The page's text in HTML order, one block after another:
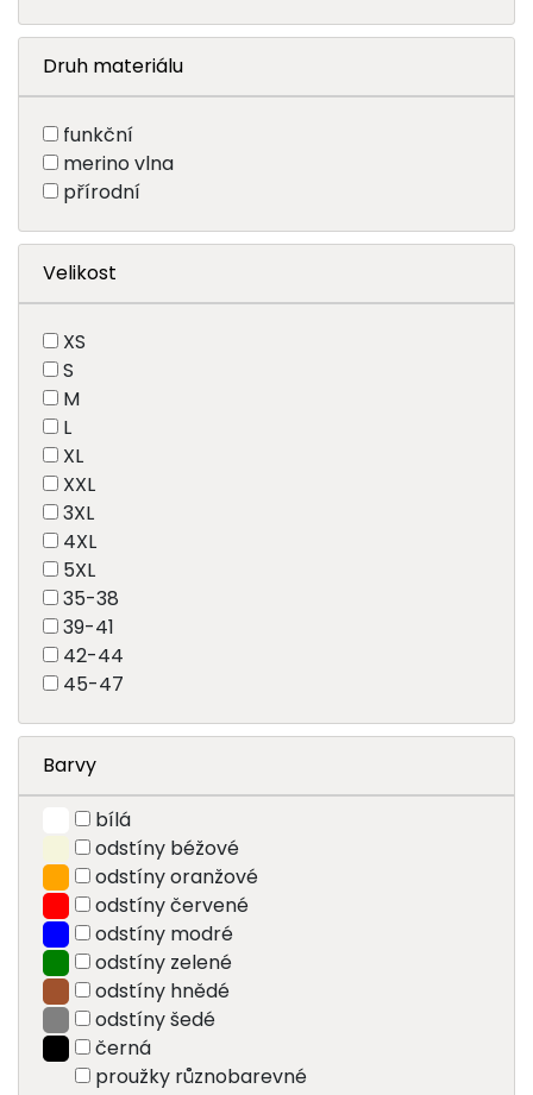
Druh materiálu
funkční
merino vlna
přírodní
Velikost
XS
S
M
L
XL
XXL
3XL
4XL
5XL
35-38
39-41
42-44
45-47
Barvy
bílá
odstíny béžové
odstíny oranžové
odstíny červené
odstíny modré
odstíny zelené
odstíny hnědé
odstíny šedé
černá
proužky různobarevné